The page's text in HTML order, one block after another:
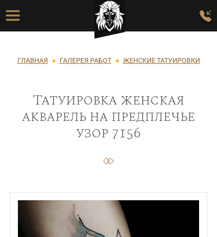
Перейти к основному содержанию
Основная навигация
Строка навигации
ГЛАВНАЯ ГАЛЕРЕЯ РАБОТ ЖЕНСКИЕ ТАТУИРОВКИ
Татуировка женская
акварель на предплечье
узор 7156